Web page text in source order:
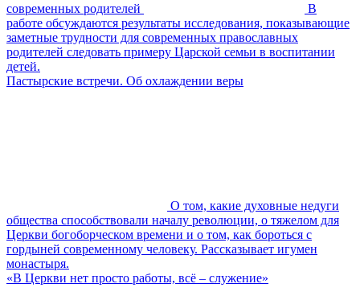
современных родителей
В
работе обсуждаются результаты исследования, показывающие
заметные трудности для современных православных
родителей следовать примеру Царской семьи в воспитании
детей.
Пастырские встречи. Об охлаждении веры
О том, какие духовные недуги
общества способствовали началу революции, о тяжелом для
Церкви богоборческом времени и о том, как бороться с
гордыней современному человеку. Рассказывает игумен
монастыря.
«В Церкви нет просто работы, всё – служение»